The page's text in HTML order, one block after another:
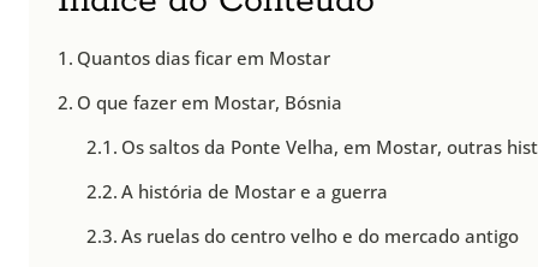
Quantos dias ficar em Mostar
O que fazer em Mostar, Bósnia
Os saltos da Ponte Velha, em Mostar, outras
A história de Mostar e a guerra
As ruelas do centro velho e do mercado antigo